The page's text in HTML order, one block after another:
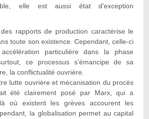
elle est aussi état d’exception
rapports de production caractérise le
toute son existence. Cependant, celle-ci
particulière dans la phase
ce processus s’émancipe de sa
la conflictualité ouvrière.
lutte ouvrière et mécanisation du procès
été clairement posé par Marx, qui a
où existent les grèves accourent les
la globalisation permet au capital